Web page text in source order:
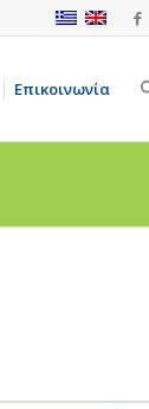
Επικοινωνία